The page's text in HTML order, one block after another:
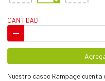
CANTIDAD
Nuestro casco Rampage cuenta